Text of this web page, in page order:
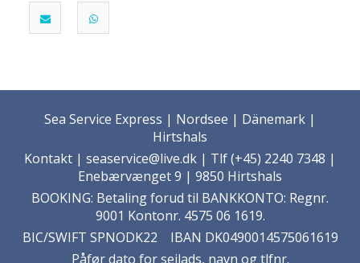
Sea Service Express | Nordsee | Dänemark |
Hirtshals
Kontakt | seaservice@live.dk | Tlf (+45) 2240 7348 |
Enebærvænget 9 | 9850 Hirtshals
BOOKING: Betaling forud til BANKKONTO: Regnr.
9001 Kontonr. 4575 06 1619.
BIC/SWIFT SPNODK22 IBAN DK0490014575061619
Påfør dato for sejlads, navn og tlfnr.